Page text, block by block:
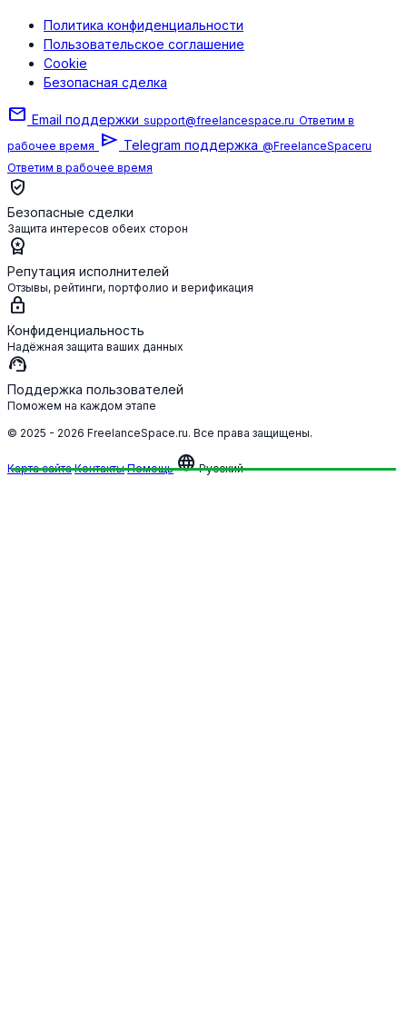
Политика конфиденциальности
Пользовательское соглашение
Cookie
Безопасная сделка
mail Email поддержки support@freelancespace.ru Ответим в
рабочее время send Telegram поддержка @FreelanceSpaceru
Ответим в рабочее время
verified_user
Безопасные сделки
Защита интересов обеих сторон
workspace_premium
Репутация исполнителей
Отзывы, рейтинги, портфолио и верификация
lock
Конфиденциальность
Надёжная защита ваших данных
support_agent
Поддержка пользователей
Поможем на каждом этапе
© 2025 - 2026 FreelanceSpace.ru. Все права защищены.
Карта сайта Контакты Помощь languageРусский